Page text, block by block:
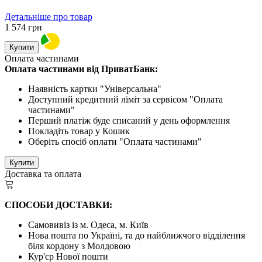
Детальніше про товар
1 574 грн
Купити
Оплата частинами
Оплата частинами від ПриватБанк:
Наявність картки "Універсальна"
Доступний кредитний ліміт за сервісом "Оплата
частинами"
Перший платіж буде списаний у день оформлення
Покладіть товар у Кошик
Оберіть спосіб оплати "Оплата частинами"
Купити
Доставка та оплата
СПОСОБИ ДОСТАВКИ:
Самовивіз із м. Одеса, м. Київ
Нова пошта по Україні, та до найближчого відділення
біля кордону з Молдовою
Кур'єр Нової пошти